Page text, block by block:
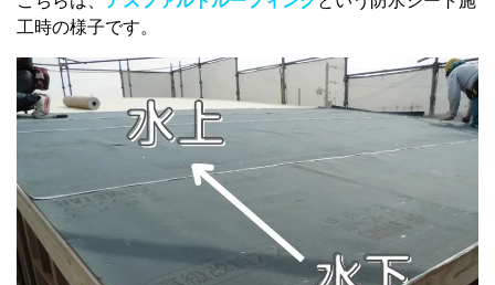
工時の様子です。